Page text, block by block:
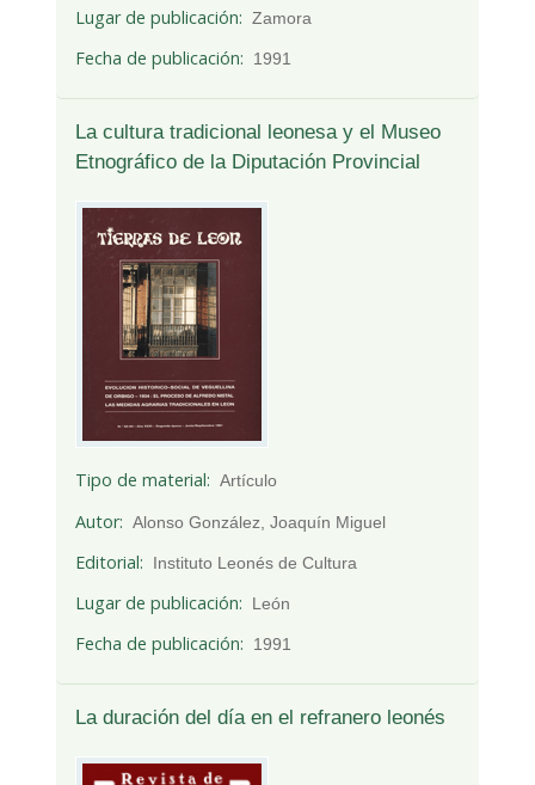
Lugar de publicación Zamora
Fecha de publicación 1991
La cultura tradicional leonesa y el Museo
Etnográfico de la Diputación Provincial
Tipo de material Artículo
Autor Alonso González, Joaquín Miguel
Editorial Instituto Leonés de Cultura
Lugar de publicación León
Fecha de publicación 1991
La duración del día en el refranero leonés